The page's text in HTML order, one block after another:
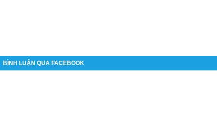
BÌNH LUẬN QUA FACEBOOK